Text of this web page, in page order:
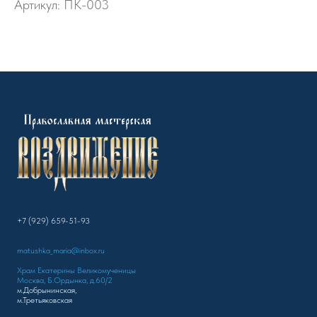
Артикул: ПК-003
+7 (929) 659-51-93
matushka_maria@inbox.ru
Храм Екатерины Великомученицы
Москва, Б.Ордынка, д.60/2
м.Добрынинская,
м.Третьяковская